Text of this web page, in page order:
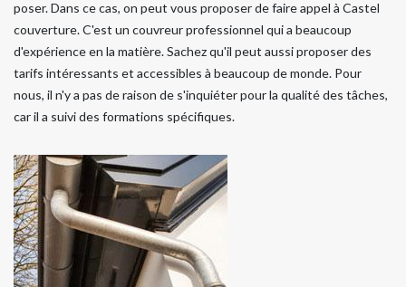
poser. Dans ce cas, on peut vous proposer de faire appel à Castel
couverture. C'est un couvreur professionnel qui a beaucoup
d'expérience en la matière. Sachez qu'il peut aussi proposer des
tarifs intéressants et accessibles à beaucoup de monde. Pour
nous, il n'y a pas de raison de s'inquiéter pour la qualité des tâches,
car il a suivi des formations spécifiques.